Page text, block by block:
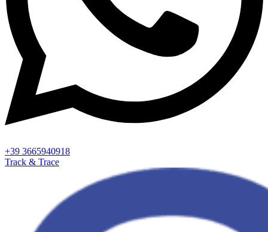
+39 3665940918
Track & Trace